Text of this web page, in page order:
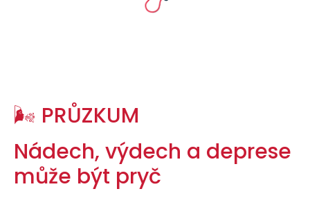
🌬️ PRŮZKUM
Nádech, výdech a deprese
může být pryč